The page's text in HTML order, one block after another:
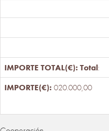
Total:
020.000,00